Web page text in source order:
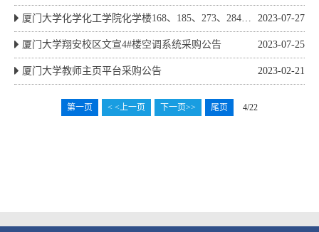
厦门大学化学化工学院化学楼168、185、273、284、
292、483实验室装修等改造工程更正公告
2023-07-27
厦门大学翔安校区文宣4#楼空调系统采购公告 2023-07-25
厦门大学教师主页平台采购公告 2023-02-21
第一页 < <上一页 下一页>> 尾页 4/22